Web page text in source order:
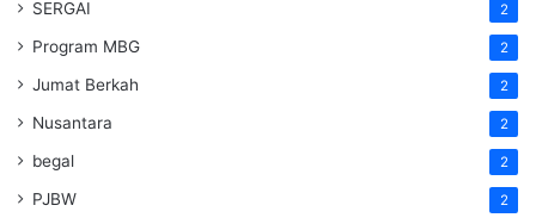
SERGAI 2
Program MBG 2
Jumat Berkah 2
Nusantara 2
begal 2
PJBW 2